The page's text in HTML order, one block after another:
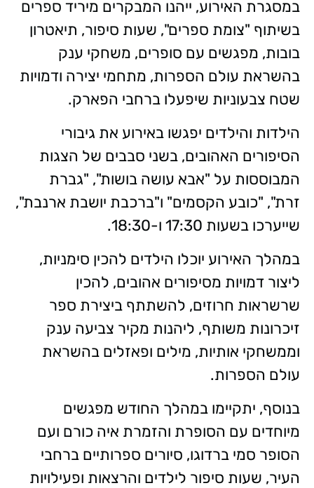
במסגרת האירוע, ייהנו המבקרים מיריד ספרים
בשיתוף "צומת ספרים", שעות סיפור, תיאטרון
בובות, מפגשים עם סופרים, משחקי ענק
בהשראת עולם הספרות, מתחמי יצירה ודמויות
שטח צבעוניות שיפעלו ברחבי הפארק.
הילדות והילדים יפגשו באירוע את גיבורי
הסיפורים האהובים, בשני סבבים של הצגות
המבוססות על "אבא עושה בושות", "גברת
זרת", "כובע הקסמים" ו"ברכבת יושבת ארנבת",
שייערכו בשעות 17:30 ו-18:30.
במהלך האירוע יוכלו הילדים להכין סימניות,
ליצור דמויות מסיפורים אהובים, להכין
שרשראות חרוזים, להשתתף ביצירת ספר
זיכרונות משותף, ליהנות מקיר צביעה ענק
וממשחקי אותיות, מילים ופאזלים בהשראת
עולם הספרות.
בנוסף, יתקיימו במהלך החודש מפגשים
מיוחדים עם הסופרת והזמרת איה כורם ועם
הסופר סמי ברדוגו, סיורים ספרותיים ברחבי
העיר, שעות סיפור לילדים והרצאות ופעילויות